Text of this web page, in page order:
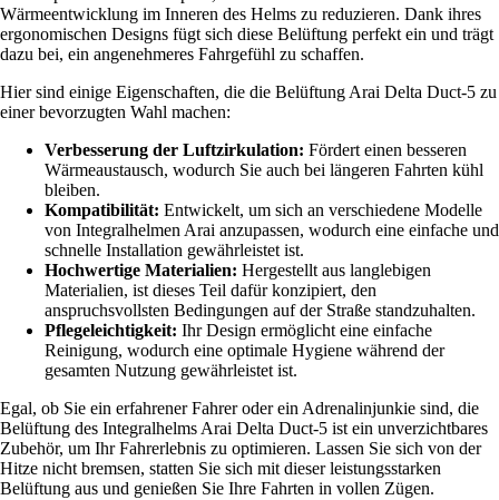
Wärmeentwicklung im Inneren des Helms zu reduzieren. Dank ihres
ergonomischen Designs fügt sich diese Belüftung perfekt ein und trägt
dazu bei, ein angenehmeres Fahrgefühl zu schaffen.
Hier sind einige Eigenschaften, die die Belüftung Arai Delta Duct-5 zu
einer bevorzugten Wahl machen:
Verbesserung der Luftzirkulation: Fördert einen besseren
Wärmeaustausch, wodurch Sie auch bei längeren Fahrten kühl
bleiben.
Kompatibilität: Entwickelt, um sich an verschiedene Modelle
von Integralhelmen Arai anzupassen, wodurch eine einfache und
schnelle Installation gewährleistet ist.
Hochwertige Materialien: Hergestellt aus langlebigen
Materialien, ist dieses Teil dafür konzipiert, den
anspruchsvollsten Bedingungen auf der Straße standzuhalten.
Pflegeleichtigkeit: Ihr Design ermöglicht eine einfache
Reinigung, wodurch eine optimale Hygiene während der
gesamten Nutzung gewährleistet ist.
Egal, ob Sie ein erfahrener Fahrer oder ein Adrenalinjunkie sind, die
Belüftung des Integralhelms Arai Delta Duct-5 ist ein unverzichtbares
Zubehör, um Ihr Fahrerlebnis zu optimieren. Lassen Sie sich von der
Hitze nicht bremsen, statten Sie sich mit dieser leistungsstarken
Belüftung aus und genießen Sie Ihre Fahrten in vollen Zügen.